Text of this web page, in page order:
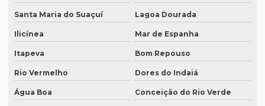
Onde encontrar um tradutor juramentado?
Onde fazer tradução de artigos em inglês
Onde fazer tradução em bh
Onde fazer tradução em campinas
Onde fazer tradução em curitiba
Santa Maria do Suaçuí Lagoa Dourada
Ilicínea Mar de Espanha
Itapeva Bom Repouso
Rio Vermelho Dores do Indaiá
Água Boa Conceição do Rio Verde